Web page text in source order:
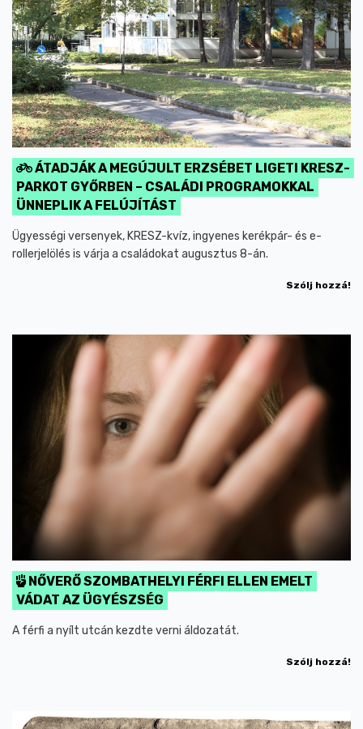
ÁTADJÁK A MEGÚJULT ERZSÉBET LIGETI KRESZ-
PARKOT GYŐRBEN – CSALÁDI PROGRAMOKKAL
ÜNNEPLIK A FELÚJÍTÁST
Ügyességi versenyek, KRESZ-kvíz, ingyenes kerékpár- és e-
rollerjelölés is várja a családokat augusztus 8-án.
Szólj hozzá!
NŐVERŐ SZOMBATHELYI FÉRFI ELLEN EMELT
VÁDAT AZ ÜGYÉSZSÉG
A férfi a nyílt utcán kezdte verni áldozatát.
Szólj hozzá!